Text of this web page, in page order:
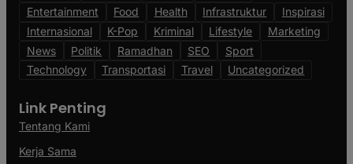
Entertainment
Food Health Infrastruktur
Inspirasi
Internasional
K-Pop Kriminal Lifestyle
Marketing
News
Politik Ramadhan SEO
Sport
Technology
Transportasi Travel Uncategorized
Link Penting
Tentang Kami
Kerja Sama